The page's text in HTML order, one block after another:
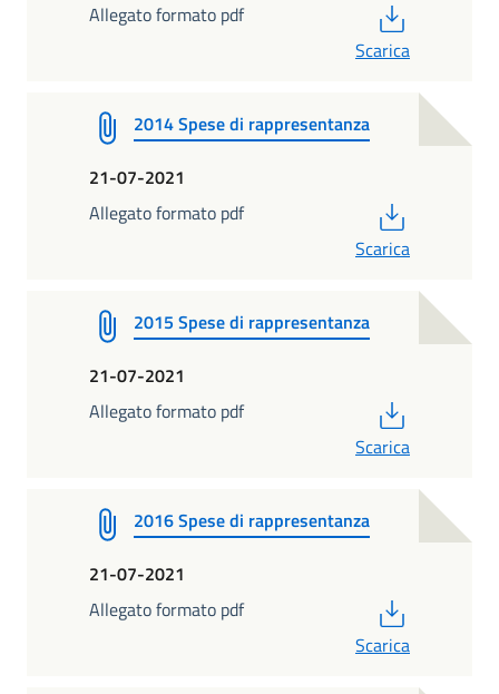
Allegato formato pdf
Scarica
2014 Spese di rappresentanza
21-07-2021
Allegato formato pdf
Scarica
2015 Spese di rappresentanza
21-07-2021
Allegato formato pdf
Scarica
2016 Spese di rappresentanza
21-07-2021
Allegato formato pdf
Scarica